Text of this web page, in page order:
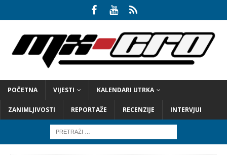
POČETNA VIJESTI KALENDARI UTRKA
ZANIMLJIVOSTI REPORTAŽE RECENZIJE INTERVJUI